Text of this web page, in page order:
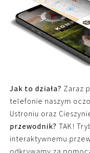
Jak to działa? Zaraz
telefonie naszym
Ustroniu oraz
przewodnik? TAK!
interaktywnemu
odkrywamy za